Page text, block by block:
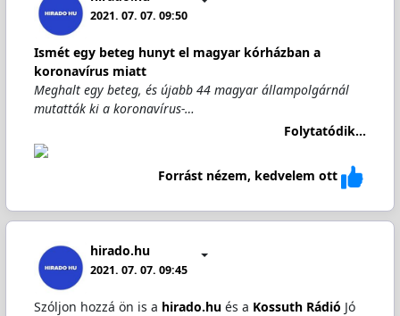
2021. 07. 07. 09:50
Ismét egy beteg hunyt el magyar kórházban a
koronavírus miatt
Meghalt egy beteg, és újabb 44 magyar állampolgárnál
mutatták ki a koronavírus-…
Folytatódik...
Forrást nézem, kedvelem ott
hirado.hu
2021. 07. 07. 09:45
Szóljon hozzá ön is a hirado.hués a Kossuth Rádió Jó